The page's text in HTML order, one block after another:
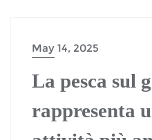
May 14, 2025
La pesca sul
rappresenta